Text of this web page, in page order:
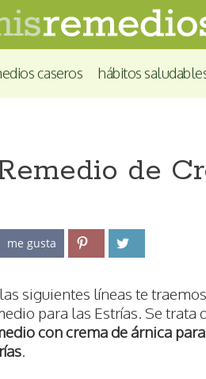
caseros hábitos
de
me gusta
siguientes líneas te
para las Estrías. Se trata
con crema de árnica
.